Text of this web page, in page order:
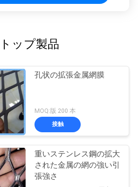
トップ製品
孔状の拡張金属網膜
MOQ:版 200 本
接触
重いステンレス鋼の拡大
された金属の網の強い引
張強さ